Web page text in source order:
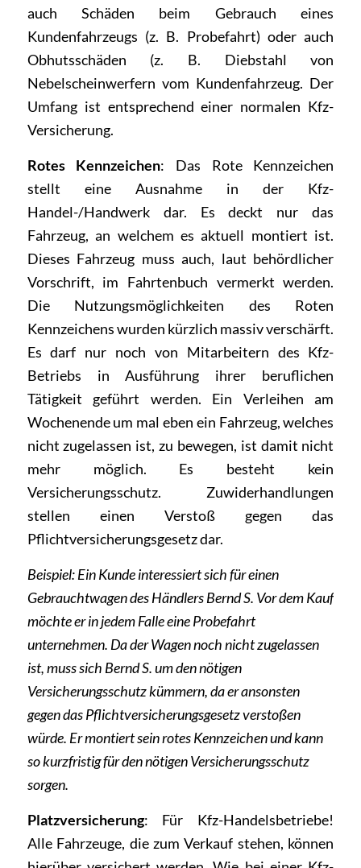
auch Schäden beim Gebrauch eines
Kundenfahrzeugs (z. B. Probefahrt) oder auch
Obhutsschäden (z. B. Diebstahl von
Nebelscheinwerfern vom Kundenfahrzeug. Der
Umfang ist entsprechend einer normalen Kfz-
Versicherung.
Rotes Kennzeichen: Das Rote Kennzeichen
stellt eine Ausnahme in der Kfz-
Handel-/Handwerk dar. Es deckt nur das
Fahrzeug, an welchem es aktuell montiert ist.
Dieses Fahrzeug muss auch, laut behördlicher
Vorschrift, im Fahrtenbuch vermerkt werden.
Die Nutzungsmöglichkeiten des Roten
Kennzeichens wurden kürzlich massiv verschärft.
Es darf nur noch von Mitarbeitern des Kfz-
Betriebs in Ausführung ihrer beruflichen
Tätigkeit geführt werden. Ein Verleihen am
Wochenende um mal eben ein Fahrzeug, welches
nicht zugelassen ist, zu bewegen, ist damit nicht
mehr möglich. Es besteht kein
Versicherungsschutz. Zuwiderhandlungen
stellen einen Verstoß gegen das
Pflichtversicherungsgesetz dar.
Beispiel: Ein Kunde interessiert sich für einen
Gebrauchtwagen des Händlers Bernd S. Vor dem Kauf
möchte er in jedem Falle eine Probefahrt
unternehmen. Da der Wagen noch nicht zugelassen
ist, muss sich Bernd S. um den nötigen
Versicherungsschutz kümmern, da er ansonsten
gegen das Pflichtversicherungsgesetz verstoßen
würde. Er montiert sein rotes Kennzeichen und kann
so kurzfristig für den nötigen Versicherungsschutz
sorgen.
Platzversicherung: Für Kfz-Handelsbetriebe!
Alle Fahrzeuge, die zum Verkauf stehen, können